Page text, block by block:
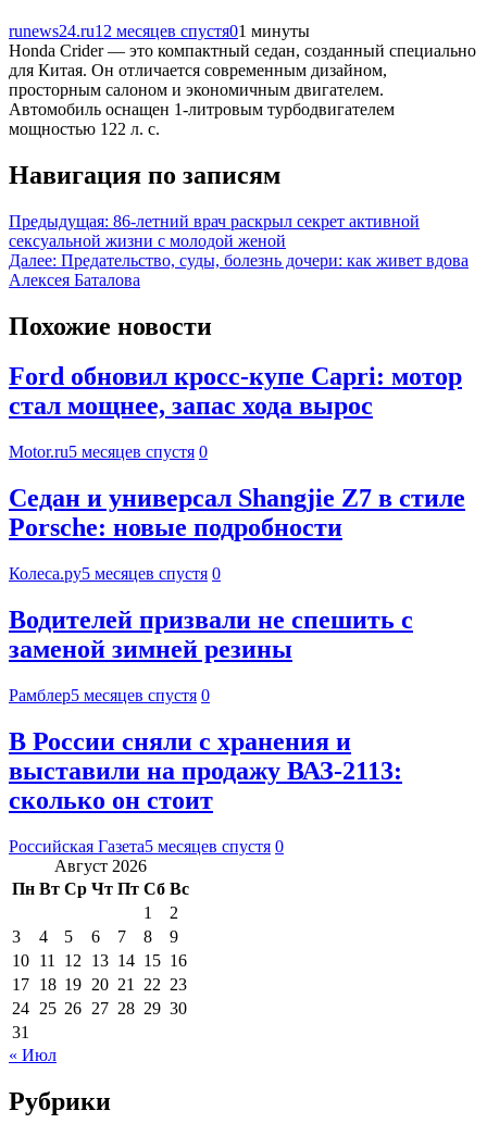
runews24.ru12 месяцев спустя01 минуты
Honda Crider — это компактный седан, созданный специально
для Китая. Он отличается современным дизайном,
просторным салоном и экономичным двигателем.
Автомобиль оснащен 1-литровым турбодвигателем
мощностью 122 л. с.
Навигация по записям
Предыдущая: 86-летний врач раскрыл секрет активной
сексуальной жизни с молодой женой
Далее: Предательство, суды, болезнь дочери: как живет вдова
Алексея Баталова
Похожие новости
Ford обновил кросс-купе Capri: мотор
стал мощнее, запас хода вырос
Motor.ru5 месяцев спустя 0
Седан и универсал Shangjie Z7 в стиле
Porsche: новые подробности
Колеса.ру5 месяцев спустя 0
Водителей призвали не спешить с
заменой зимней резины
Рамблер5 месяцев спустя 0
В России сняли с хранения и
выставили на продажу ВАЗ-2113:
сколько он стоит
Российская Газета5 месяцев спустя 0
Август 2026
Пн Вт Ср Чт Пт Сб Вс
1
2
3
4 5 6 7 8
9
10 11 12 13 14 15 16
17 18 19 20 21 22 23
24 25 26 27 28 29 30
31
« Июл
Рубрики